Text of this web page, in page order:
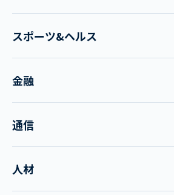
スポーツ&ヘルス
金融
通信
人材